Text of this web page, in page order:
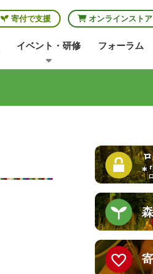
寄付で支援 オンラインストア
イベント・研修 フォーラム